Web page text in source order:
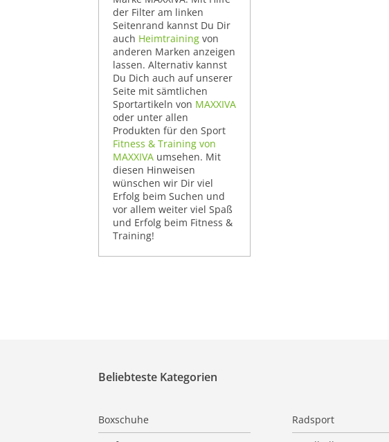
der Filter am linken
Seitenrand kannst Du Dir
auch Heimtraining von
anderen Marken anzeigen
lassen. Alternativ kannst
Du Dich auch auf unserer
Seite mit sämtlichen
Sportartikeln von MAXXIVA
oder unter allen
Produkten für den Sport
Fitness & Training von
MAXXIVA umsehen. Mit
diesen Hinweisen
wünschen wir Dir viel
Erfolg beim Suchen und
vor allem weiter viel Spaß
und Erfolg beim Fitness &
Training!
Beliebteste Kategorien
Boxschuhe
Radsport